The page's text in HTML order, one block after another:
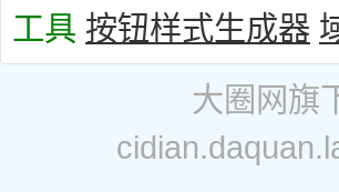
工具 按钮样式生成器
大圈网旗